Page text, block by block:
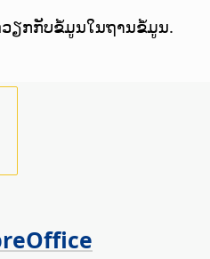
ຽກກັບຂໍ້ມູນໃນຖານຂໍ້ມູນ.